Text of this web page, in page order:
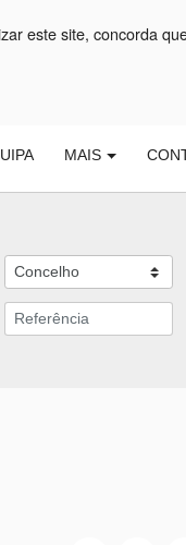
este site, concorda
MAIS